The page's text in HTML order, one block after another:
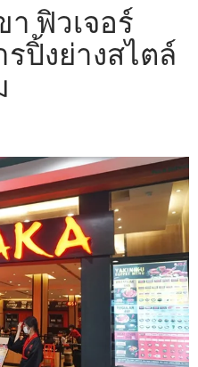
า ฟิวเจอร์
ปิ้งย่างสไตล์